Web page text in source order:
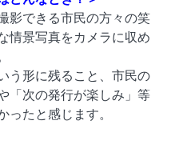
影できる市民の方々の笑
情景写真をカメラに収め
う形に残ること、市民の
「次の発行が楽しみ」等
たと感じます。